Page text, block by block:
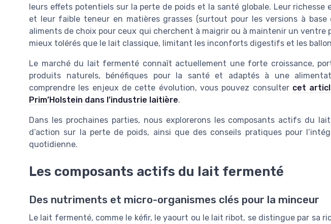
leurs effets potentiels sur la perte de poids et la santé globale. Leur richesse
et leur faible teneur en matières grasses (surtout pour les versions à
aliments de choix pour ceux qui cherchent à maigrir ou à maintenir un ventre
mieux tolérés que le lait classique, limitant les inconforts digestifs et les
Le marché du lait fermenté connaît actuellement une forte croissance,
produits naturels, bénéfiques pour la santé et adaptés à une
comprendre les enjeux de cette évolution, vous pouvez consulter cet
Prim’Holstein dans l’industrie laitière.
Dans les prochaines parties, nous explorerons les composants actifs du
d’action sur la perte de poids, ainsi que des conseils pratiques pour
quotidienne.
Les composants actifs du lait fermenté
Des nutriments et micro-organismes clés pour la minceur
Le lait fermenté, comme le kéfir, le yaourt ou le lait ribot, se distingue par sa